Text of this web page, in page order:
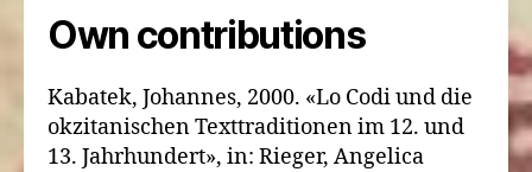
Own contributions
Kabatek, Johannes, 2000. «Lo Codi und die
okzitanischen Texttraditionen im 12. und
13. Jahrhundert», in: Rieger, Angelica